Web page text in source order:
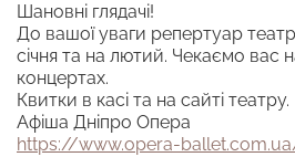
Шановні глядачі!
До вашої уваги репертуар
січня та на лютий. Чекаємо вас
концертах.
Квитки в касі та на сайті театру.
Афіша Дніпро Опера
https://www.opera-